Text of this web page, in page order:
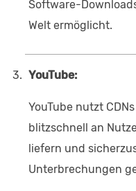
Software-
Welt ermöglicht.
YouTube:
YouTube nutzt
blitzschnell an
liefern und
Unterbrechungen